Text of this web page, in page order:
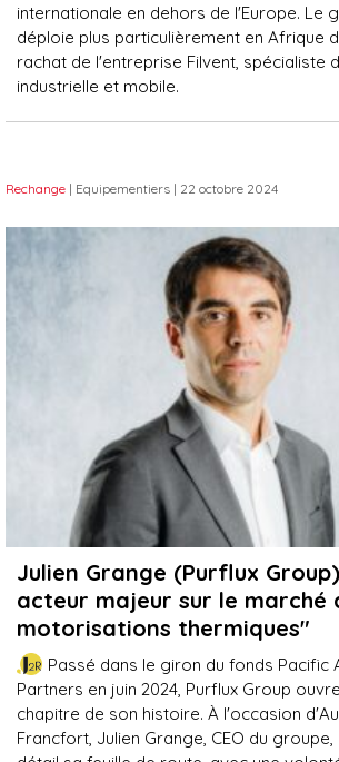
internationale en dehors de l'Europe. Le
déploie plus particulièrement en Afrique
rachat de l'entreprise Filvent, spécialiste
industrielle et mobile.
Rechange | Equipementiers | 22 octobre 2024
Julien Grange (Purflux
acteur majeur sur le marché
motorisations thermiques"
Passé dans le giron du fonds Pacific
Partners en juin 2024, Purflux Group
chapitre de son histoire. À l'occasion
Francfort, Julien Grange, CEO du